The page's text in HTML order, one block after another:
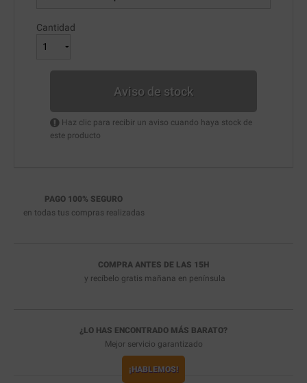
Cantidad
Aviso de stock
Haz clic para recibir un aviso cuando haya stock de
este producto
PAGO 100% SEGURO
en todas tus compras realizadas
COMPRA ANTES DE LAS 15H
y recíbelo gratis mañana en península
¿LO HAS ENCONTRADO MÁS BARATO?
Mejor servicio garantizado
¡HABLEMOS!